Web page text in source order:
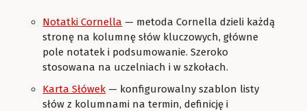
Notatki Cornella — metoda Cornella dzieli każdą
stronę na kolumnę słów kluczowych, główne
pole notatek i podsumowanie. Szeroko
stosowana na uczelniach i w szkołach.
Karta Słówek — konfigurowalny szablon listy
słów z kolumnami na termin, definicję i